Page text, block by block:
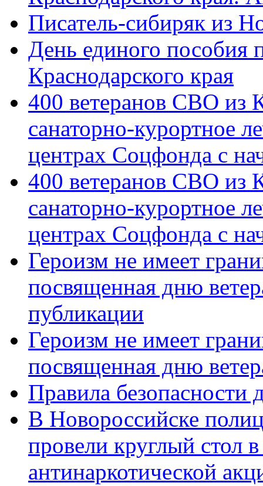
Писатель-сибиряк из
День единого пособия
Краснодарского края
400 ветеранов СВО из
санаторно-курортное
центрах Соцфонда с
400 ветеранов СВО из
санаторно-курортное
центрах Соцфонда с
Героизм не имеет
посвященная дню
публикации
Героизм не имеет
посвященная дню
Правила безопасности
В Новороссийске
провели круглый стол
антинаркотической